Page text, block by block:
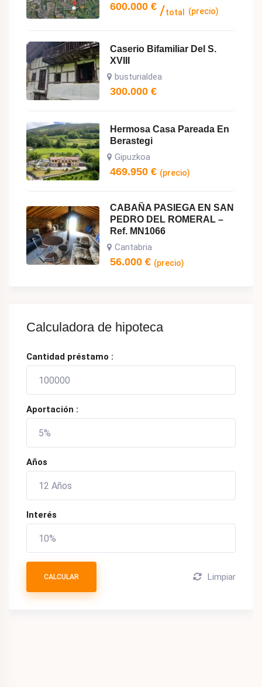
600.000€ total (precio)
Caserio Bifamiliar Del S.
XVIII
busturialdea
300.000€
Hermosa Casa Pareada En
Berastegi
Gipuzkoa
469.950€ (precio)
CABAÑA PASIEGA EN SAN
PEDRO DEL ROMERAL –
Ref. MN1066
Cantabria
56.000€ (precio)
Calculadora de hipoteca
Cantidad préstamo :
Aportación :
Años
Interés
CALCULAR Limpiar